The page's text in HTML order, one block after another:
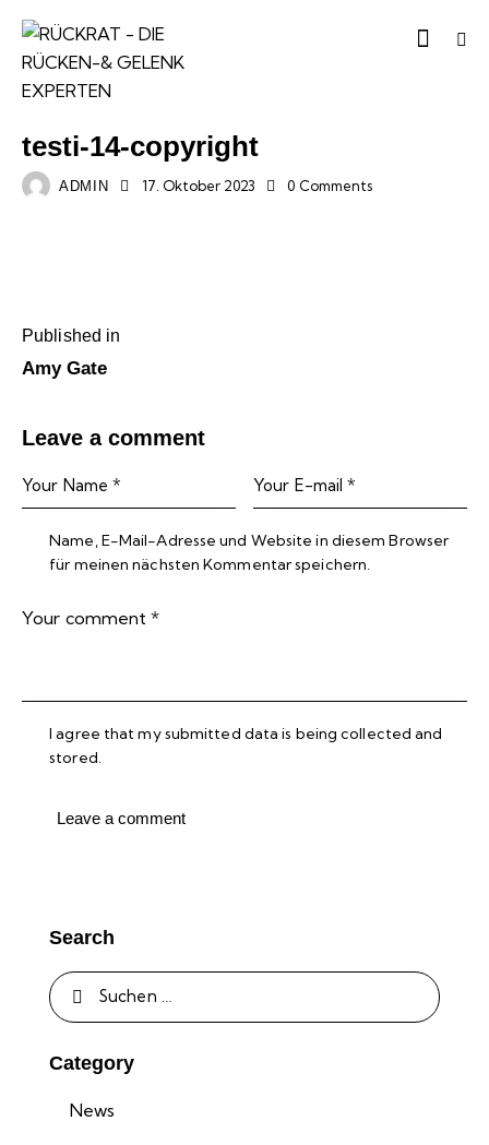
testi-14-copyright
ADMIN 17. Oktober 2023 0 Comments
Published in
Amy Gate
Leave a comment
Name, E-Mail-Adresse und Website in diesem Browser
für meinen nächsten Kommentar speichern.
I agree that my submitted data is being collected and
stored.
Search
Category
News